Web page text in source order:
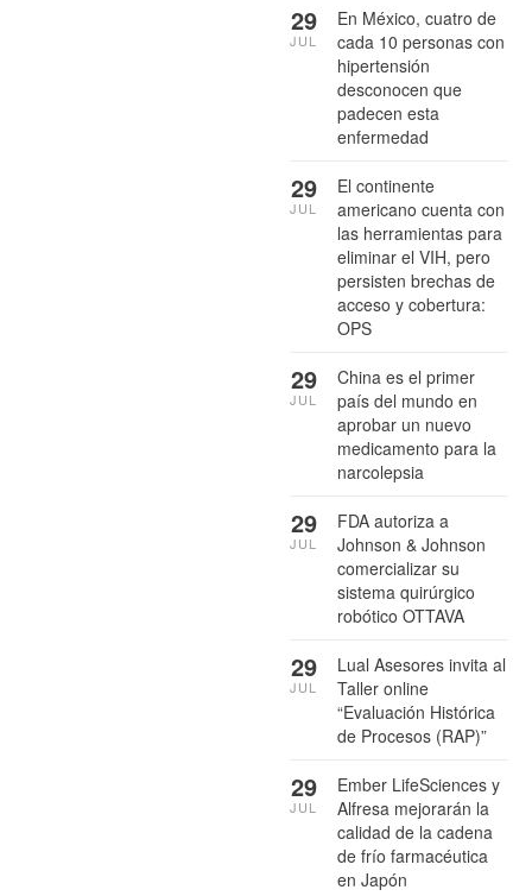
En México, cuatro de
cada 10 personas con
hipertensión
desconocen que
padecen esta
enfermedad
29
JUL
El continente
americano cuenta con
las herramientas para
eliminar el VIH, pero
persisten brechas de
acceso y cobertura:
OPS
29
JUL
China es el primer
país del mundo en
aprobar un nuevo
medicamento para la
narcolepsia
29
JUL
FDA autoriza a
Johnson & Johnson
comercializar su
sistema quirúrgico
robótico OTTAVA
29
JUL
Lual Asesores invita al
Taller online
“Evaluación Histórica
de Procesos (RAP)”
29
JUL
Ember LifeSciences y
Alfresa mejorarán la
calidad de la cadena
de frío farmacéutica
en Japón
29
JUL